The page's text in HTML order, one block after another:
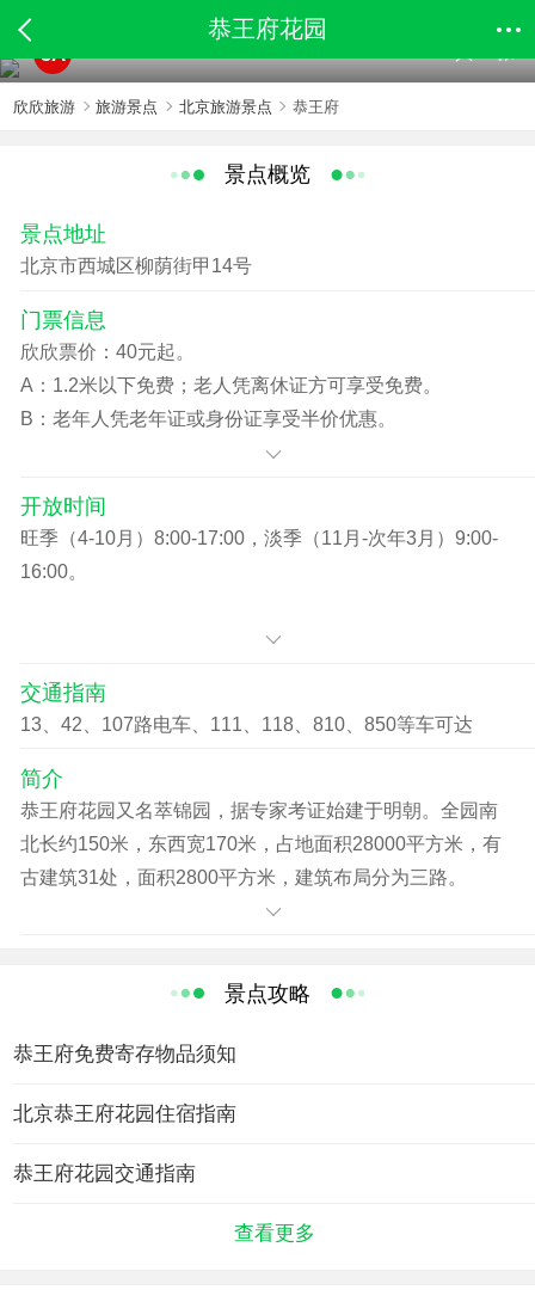
恭王府花园
5A
欣欣旅游 旅游景点 北京旅游景点 恭王府
景点概览
景点地址
北京市西城区柳荫街甲14号
门票信息
欣欣票价：40元起。
A：1.2米以下免费；老人凭离休证方可享受免费。
B：老年人凭老年证或身份证享受半价优惠。
开放时间
旺季（4-10月）8:00-17:00，淡季（11月-次年3月）9:00-
16:00。
交通指南
13、42、107路电车、111、118、810、850等车可达
简介
恭王府花园又名萃锦园，据专家考证始建于明朝。全园南
北长约150米，东西宽170米，占地面积28000平方米，有
古建筑31处，面积2800平方米，建筑布局分为三路。
恭王府花园坐北朝南，环山衔水、正处在“蟠龙水”环抱之
笔“福”字碑和木结构建筑及山石叠砌的技法来看是具有明代
工艺特色的。嘉庆四年和？|获罪，宅第没收赐与庆郡王永
亲王府及恭王府花园。
园林艺术与北方建筑格局为一体，汇西洋建筑及中国古典
地，树木成荫。明廊通道，鸟鸣蝉唱。这别致典雅的园
景点攻略
恭王府免费寄存物品须知
北京恭王府花园住宿指南
恭王府花园交通指南
查看更多